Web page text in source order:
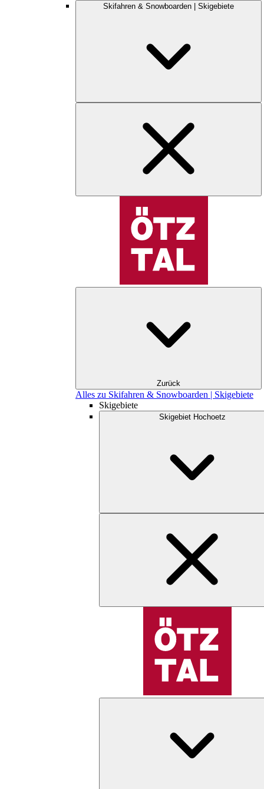
Skifahren & Snowboarden | Skigebiete
Zurück
Alles zu Skifahren & Snowboarden | Skigebiete
Skigebiete
Skigebiet Hochoetz